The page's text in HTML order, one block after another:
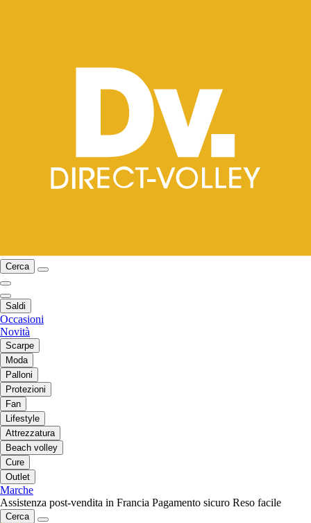
Cerca
Saldi
Occasioni
Novità
Scarpe
Moda
Palloni
Protezioni
Fan
Lifestyle
Attrezzatura
Beach volley
Cure
Outlet
Marche
Assistenza post-vendita in Francia Pagamento sicuro Reso facile
Cerca